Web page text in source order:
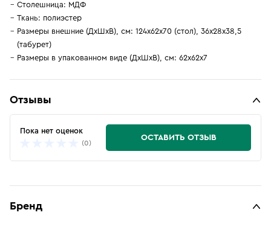
Столешница: МДФ
Ткань: полиэстер
Размеры внешние (ДхШхВ), см: 124х62х70 (стол), 36х28х38,5
(табурет)
Размеры в упакованном виде (ДхШхВ), см: 62х62х7
Отзывы
Пока нет оценок
(0)
ОСТАВИТЬ ОТЗЫВ
Бренд